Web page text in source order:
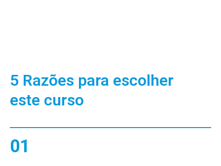
5 Razões para escolher
este curso
01